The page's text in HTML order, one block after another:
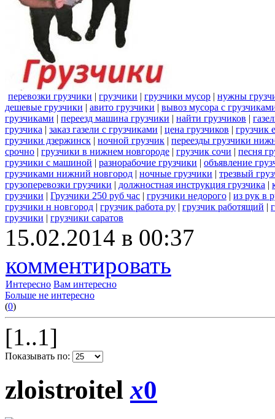
перевозки грузчики | грузчики | грузчики мусор | нужны
дешевые грузчики | авито грузчики | вывоз мусора с
грузчиками | переезд машина грузчики | найти грузчиков |
грузчика | заказ газели с грузчиками | цена грузчиков | грузчик
грузчики дзержинск | ночной грузчик | переезды грузчики
срочно | грузчики в нижнем новгороде | грузчик сочи | песня
грузчики с машиной | разнорабочие грузчики | объявление
грузчиками нижний новгород | ночные грузчики | трезвый
грузоперевозки грузчики | должностная инструкция грузчика |
грузчики | Грузчики 250 руб час | грузчики недорого | из рук в
грузчики н новгород | грузчик работа ру | грузчик работящий |
грузчики | грузчики саратов
15.02.2014 в 00:37
комментировать
Интересно Вам интересно
Больше не интересно
(0)
[1..1]
Показывать по:
zloistroitelx0